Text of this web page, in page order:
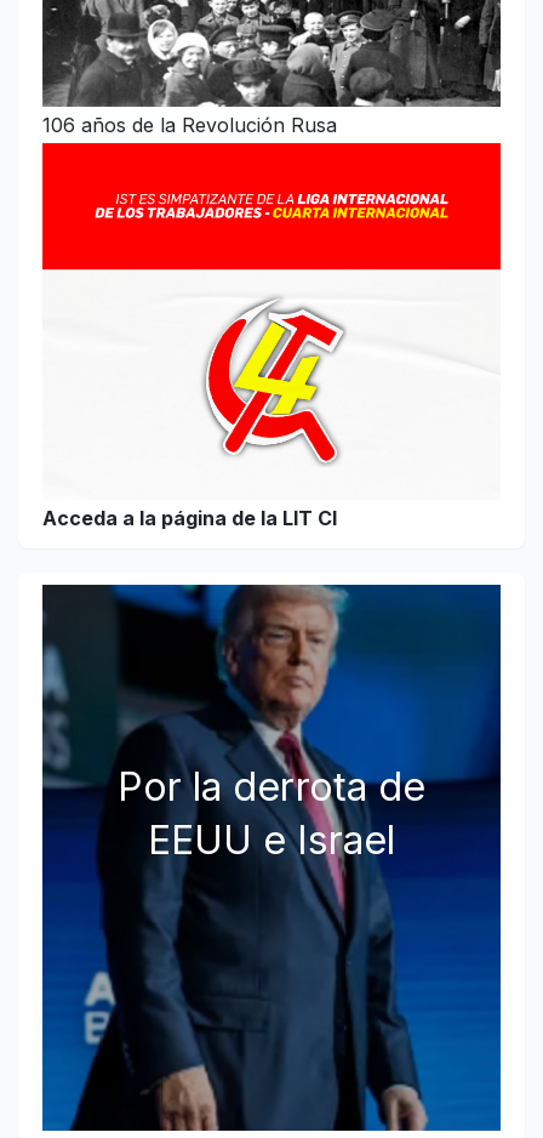
106 años de la Revolución Rusa
Acceda a la página de la LIT CI
Por la derrota de
EEUU e Israel